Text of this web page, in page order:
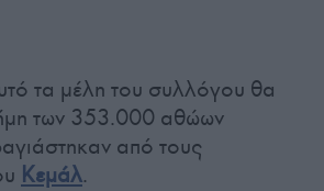
τα μέλη του συλλόγου θα
των 353.000 αθώων
από τους
Κεμάλ.